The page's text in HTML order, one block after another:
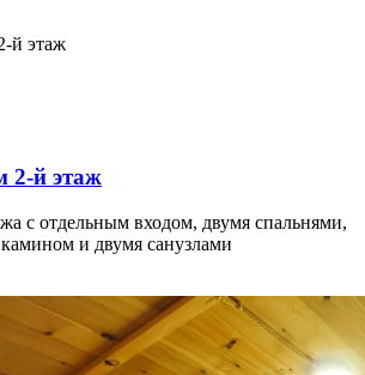
2-й этаж
с отдельным входом, двумя спальнями,
и двумя санузлами